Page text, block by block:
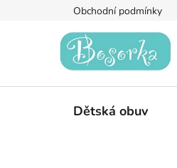
Obchodní podmínky
Dětská obuv